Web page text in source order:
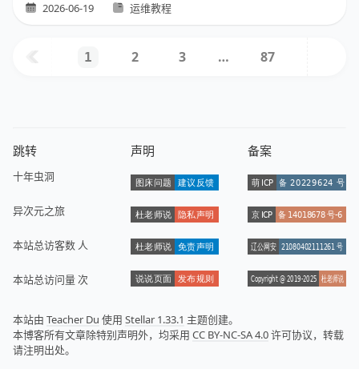
2026-06-19 运维教程
1 2 3 … 87
跳转
十年虫洞
异次元之旅
本站总访客数 人
本站总访问量次
声明 备案
本站由 Teacher Du 使用 Stellar 1.33.1 主题创建。
本博客所有文章除特别声明外，均采用 CC BY-NC-SA 4.0许可协议，转载
请注明出处。